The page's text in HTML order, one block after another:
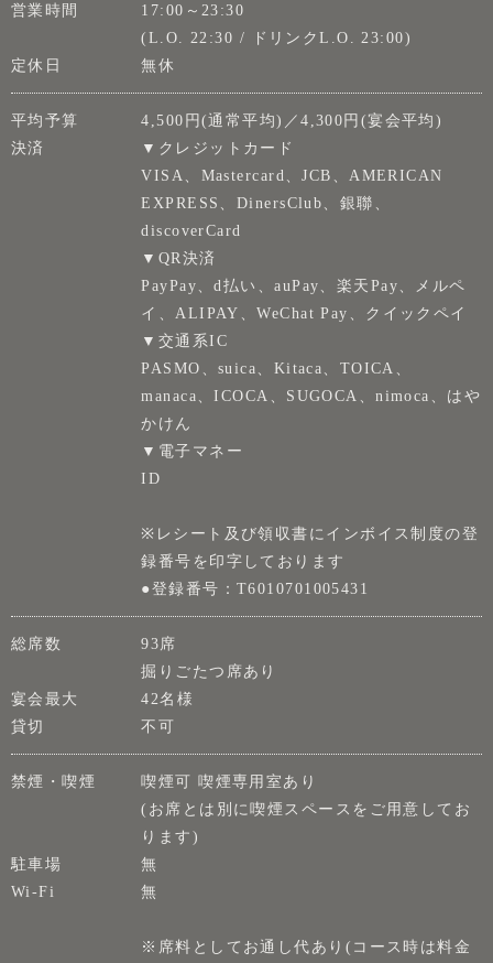
営業時間
17:00～23:30
(L.O. 22:30 / ドリンクL.O. 23:00)
定休日
無休
平均予算
4,500円(通常平均)／4,300円(宴会平均)
決済
▼クレジットカード
VISA、Mastercard、JCB、AMERICAN
EXPRESS、DinersClub、銀聯、
discoverCard
▼QR決済
PayPay、d払い、auPay、楽天Pay、メルペ
イ、ALIPAY、WeChat Pay、クイックペイ
▼交通系IC
PASMO、suica、Kitaca、TOICA、
manaca、ICOCA、SUGOCA、nimoca、はや
かけん
▼電子マネー
ID
※レシート及び領収書にインボイス制度の登
録番号を印字しております
●登録番号：T6010701005431
総席数
93席
掘りごたつ席あり
宴会最大
42名様
貸切
不可
禁煙・喫煙
喫煙可 喫煙専用室あり
(お席とは別に喫煙スペースをご用意してお
ります)
駐車場
無
Wi-Fi
無
※席料としてお通し代あり(コース時は料金